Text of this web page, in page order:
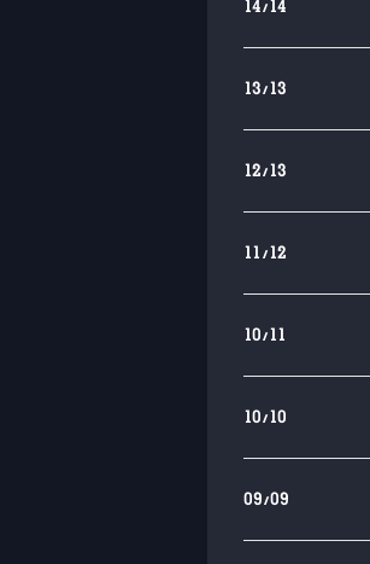
14/14
13/13
12/13
11/12
10/11
10/10
09/09